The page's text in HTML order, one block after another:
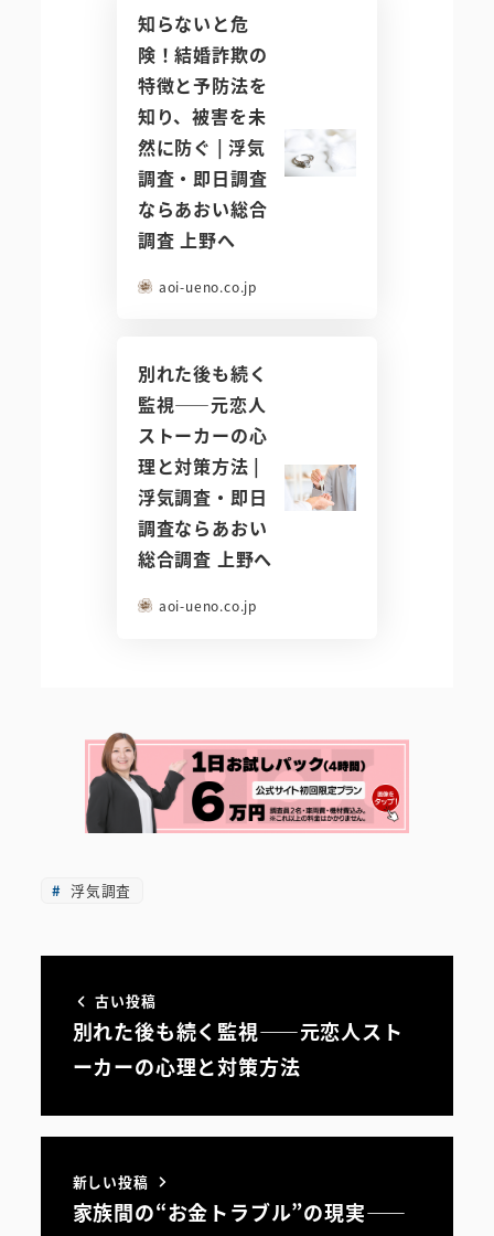
知らないと危
険！結婚詐欺の
特徴と予防法を
知り、被害を未
然に防ぐ | 浮気
調査・即日調査
ならあおい総合
調査 上野へ
aoi-ueno.co.jp
別れた後も続く
監視――元恋人
ストーカーの心
理と対策方法 |
浮気調査・即日
調査ならあおい
総合調査 上野へ
aoi-ueno.co.jp
浮気調査
古い投稿
別れた後も続く監視――元恋人スト
ーカーの心理と対策方法
新しい投稿
家族間の“お金トラブル”の現実――